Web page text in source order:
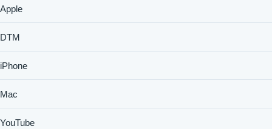
Apple
DTM
iPhone
Mac
YouTube